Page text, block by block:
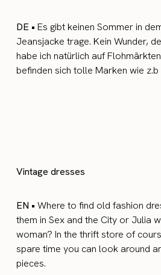
DE •Es gibt keinen Sommer in
Jeansjacke trage. Kein Wunder,
habe ich natürlich auf
befinden sich tolle Marken wie
Vintage dresses
EN •Where to find old fashion
them in Sex and the City or Julia
woman? In the thrift store of
spare time you can look around
pieces.